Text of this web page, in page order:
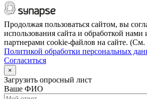
Продолжая пользоваться сайтом, вы
использования сайта и обработкой
партнерами cookie-файлов на сайте. (См.
Политикой обработки персональных
Согласиться
×
Загрузить опросный лист
Ваше ФИО